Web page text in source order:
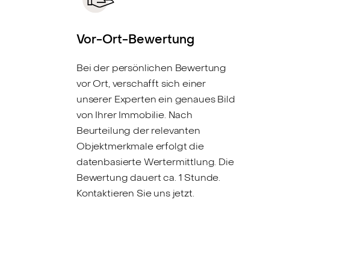
Vor-Ort-Bewertung
Bei der persönlichen Bewertung
vor Ort, verschafft sich einer
unserer Experten ein genaues Bild
von Ihrer Immobilie. Nach
Beurteilung der relevanten
Objektmerkmale erfolgt die
datenbasierte Wertermittlung. Die
Bewertung dauert ca. 1 Stunde.
Kontaktieren Sie uns jetzt.